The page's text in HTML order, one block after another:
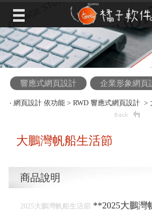
響應式網頁設計 企業形象網頁
‧ 網頁設計 依功能> RWD 響應式網頁設計 >
大鵬灣帆船生活節
商品說明
2025大鵬灣帆船生活節 **2025大鵬灣